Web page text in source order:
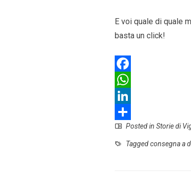
E voi quale di quale
basta un click!
F
a
c
e
b
W
h
a
t
L
i
n
S
h
Posted inStorie di
Taggedconsegna a